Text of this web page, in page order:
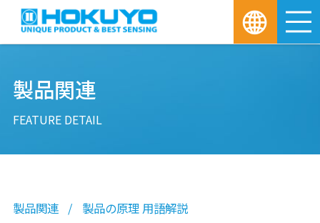
製品関連
FEATURE DETAIL
製品関連 製品の原理 用語解説